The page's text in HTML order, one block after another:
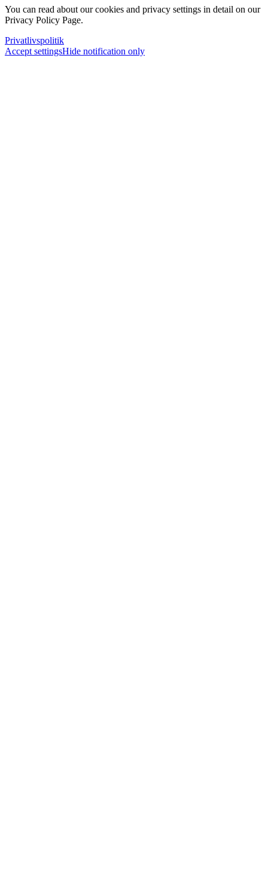
You can read about our cookies and privacy settings in detail on our
Privacy Policy Page.
Privatlivspolitik
Accept settingsHide notification only